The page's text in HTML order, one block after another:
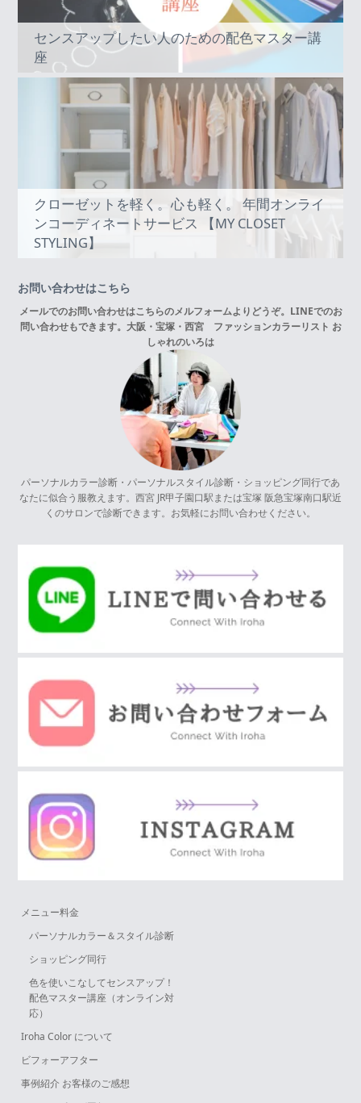
センスアップしたい人のための配色マスター講
座
クローゼットを軽く。心も軽く。 年間オンライ
ンコーディネートサービス 【MY CLOSET
STYLING】
お問い合わせはこちら
メールでのお問い合わせはこちらのメルフォームよりどうぞ。LINEでのお
問い合わせもできます。 大阪・宝塚・西宮 ファッションカラーリスト お
しゃれのいろは
パーソナルカラー診断・パーソナルスタイル診断・ショッピング同行であ
なたに似合う服教えます。西宮 JR甲子園口駅または宝塚 阪急宝塚南口駅近
くのサロンで診断できます。お気軽にお問い合わせください。
メニュー料金
パーソナルカラー＆スタイル診断
ショッピング同行
色を使いこなしてセンスアップ！
配色マスター講座（オンライン対
応）
Iroha Color について
ビフォーアフター
事例紹介 お客様のご感想